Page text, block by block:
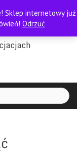
Sklep internetowy już
Odrzuć